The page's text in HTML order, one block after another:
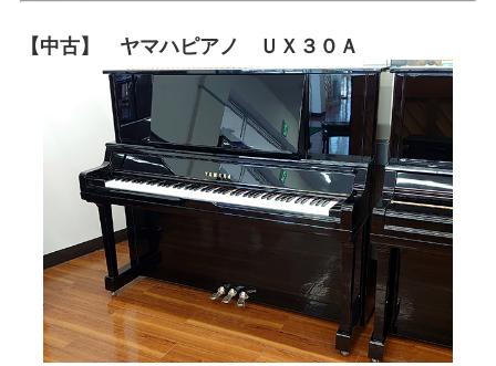
【中古】 ヤマハピアノ ＵＸ３０Ａ